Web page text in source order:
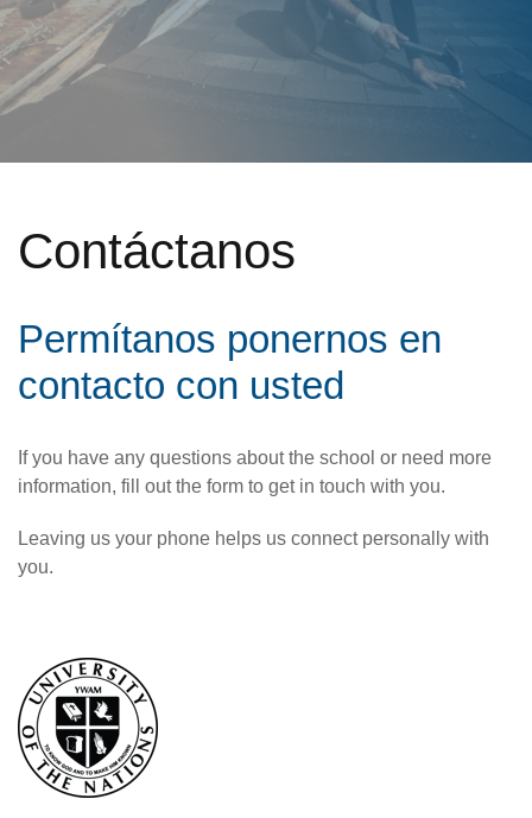
Contáctanos
Permítanos ponernos en
contacto con usted
If you have any questions about the school or need more
information, fill out the form to get in touch with you.
Leaving us your phone helps us connect personally with
you.